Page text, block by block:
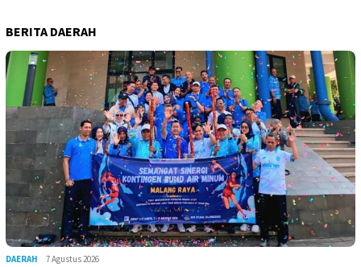
BERITA DAERAH
DAERAH 7 Agustus 2026